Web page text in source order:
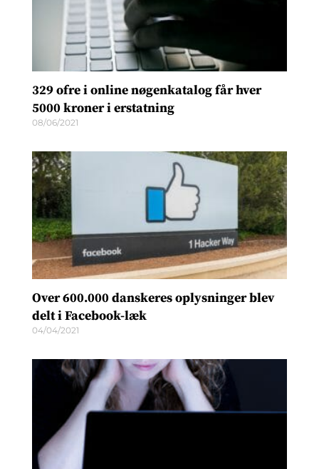
329 ofre i online nøgenkatalog får hver
5000 kroner i erstatning
08/06/2021
Over 600.000 danskeres oplysninger blev
delt i Facebook-læk
04/04/2021